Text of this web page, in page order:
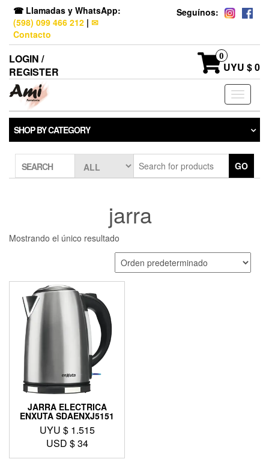
☎ Llamadas y WhatsApp:
(598) 099 466 212 | ✉
Contacto
Seguínos:
LOGIN /
REGISTER
0
UYU $ 0
Toggle
SHOP BY CATEGORY
SEARCH GO
jarra
Mostrando el único resultado
JARRA ELECTRICA
ENXUTA SDAENXJ5151
UYU $ 1.515
USD $34